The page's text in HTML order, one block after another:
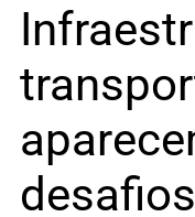
desafios